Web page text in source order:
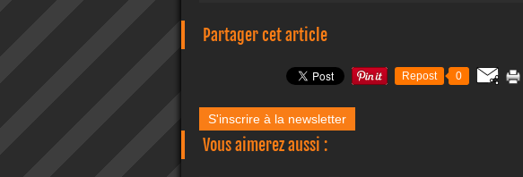
Partager cet article
Repost 0
S'inscrire à la newsletter
Vous aimerez aussi :